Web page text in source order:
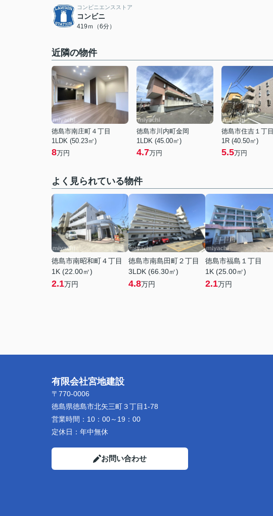
コンビニエンスストア
コンビニ
419ｍ（6分）
近隣の物件
徳島市南庄町４丁目
1LDK (50.23㎡)
8万円
徳島市川内町金岡
1LDK (45.00㎡)
4.7万円
徳島市住吉１丁目
1R (40.50㎡)
5.5万円
よく見られている物件
徳島市南昭和町４丁目
1K (22.00㎡)
2.1万円
徳島市南島田町２丁目
3LDK (66.30㎡)
4.8万円
徳島市福島１丁目
1K (25.00㎡)
2.1万円
有限会社宮地建設
〒770-0006
徳島県徳島市北矢三町３丁目1-78
営業時間： 10：00～19：00
定休日： 年中無休
お問い合わせ